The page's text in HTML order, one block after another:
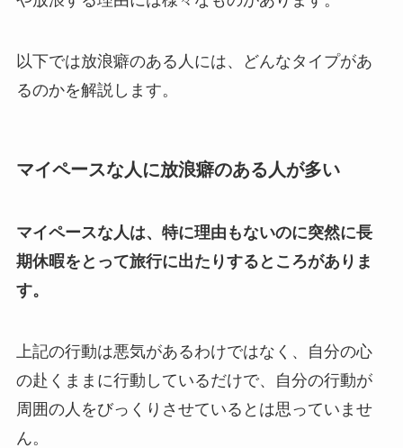
以下では放浪癖のある人には、どんなタイプがあ
るのかを解説します。
マイペースな人に放浪癖のある人が多い
マイペースな人は、特に理由もないのに突然に長
期休暇をとって旅行に出たりするところがありま
す。
上記の行動は悪気があるわけではなく、自分の心
の赴くままに行動しているだけで、自分の行動が
周囲の人をびっくりさせているとは思っていませ
ん。